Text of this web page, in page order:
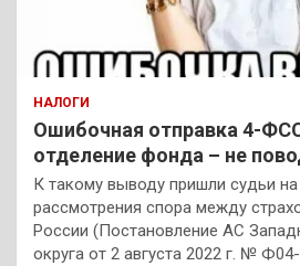
НАЛОГИ
Ошибочная отправка 4-
отделение фонда – не
К такому выводу пришли судьи на
рассмотрения спора между
России (Постановление АС
округа от 2 августа 2022 г. №